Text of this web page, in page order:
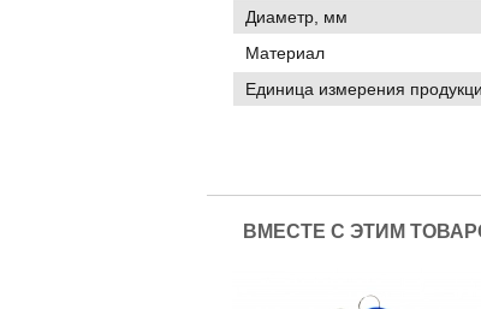
Диаметр, мм
Материал
Единица измерения
ВМЕСТЕ С ЭТИМ